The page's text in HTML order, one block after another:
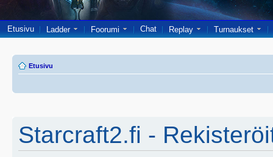
Etusivu Ladder Foorumi Chat Replay Turnaukset
Etusivu
Starcraft2.fi -